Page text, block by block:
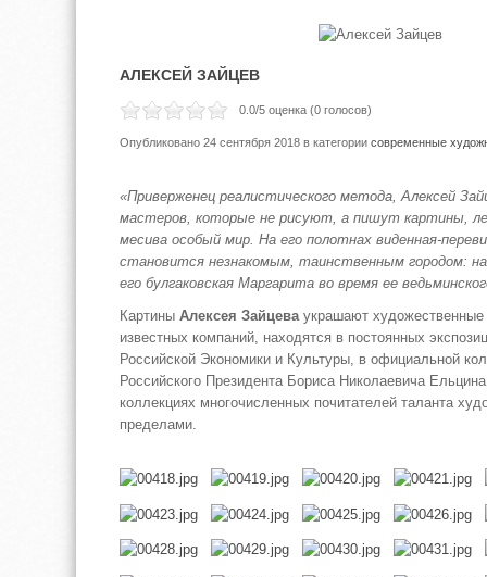
АЛЕКСЕЙ ЗАЙЦЕВ
0.0/5 оценка (0 голосов)
Опубликовано 24 сентября 2018 в категории современные
«Приверженец реалистического метода, Алексей
мастеров, которые не рисуют, а пишут картины,
месива особый мир. На его полотнах виденная-
становится незнакомым, таинственным городом:
его булгаковская Маргарита во время ее
Картины Алексея Зайцева украшают
известных компаний, находятся в постоянных
Российской Экономики и Культуры, в официальной
Российского Президента Бориса Николаевича
коллекциях многочисленных почитателей таланта
пределами.